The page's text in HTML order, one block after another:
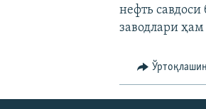
нефть
заводлари